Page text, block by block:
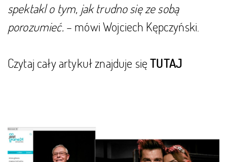
spektakl o tym, jak trudno się ze sobą
porozumieć. – mówi Wojciech Kępczyński.
Czytaj cały artykuł znajduje sięTUTAJ